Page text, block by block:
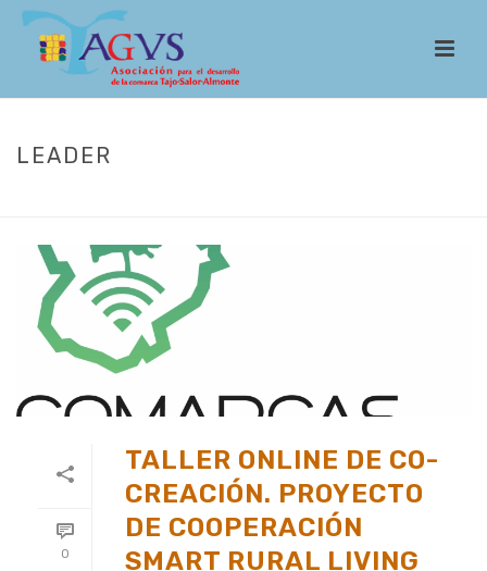
LEADER
0
TALLER ONLINE DE CO-
CREACIÓN. PROYECTO
DE COOPERACIÓN
SMART RURAL LIVING